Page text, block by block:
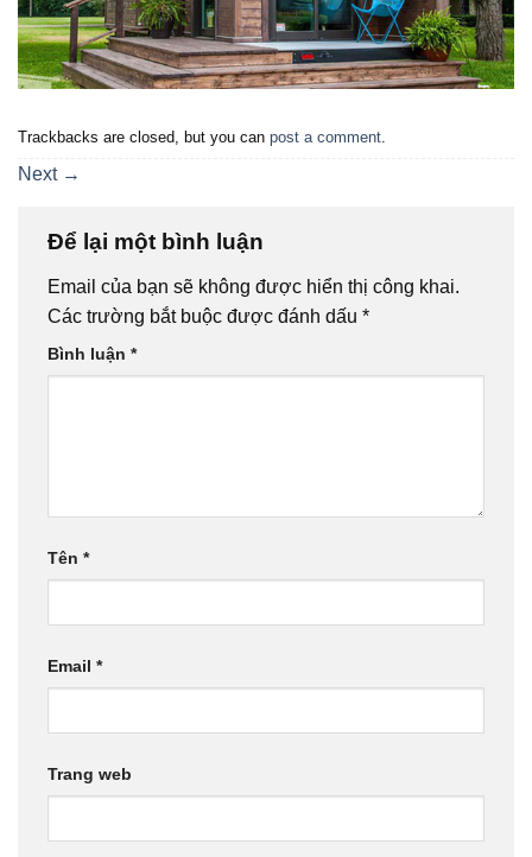
Trackbacks are closed, but you can post a comment
Next →
Để lại một bình luận
Email của bạn sẽ không được hiển thị công khai.
Các trường bắt buộc được đánh dấu *
Bình luận *
Tên *
Email *
Trang web